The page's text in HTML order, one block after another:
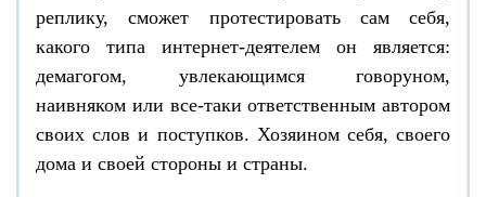
реплику, сможет протестировать сам себя,
какого типа интернет-деятелем он является:
демагогом, увлекающимся говоруном,
наивняком или все-таки ответственным автором
своих слов и поступков. Хозяином себя, своего
дома и своей стороны и страны.